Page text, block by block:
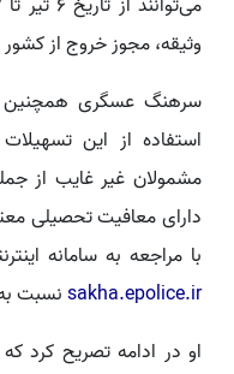
وثیقه، مجوز خروج از
سرهنگ عسگری
استفاده از این
مشمولان غیر غایب از
دارای معافیت تحصیلی
با مراجعه به سامانه
sakha.epolice.irنسبت
او در ادامه تصریح کرد که